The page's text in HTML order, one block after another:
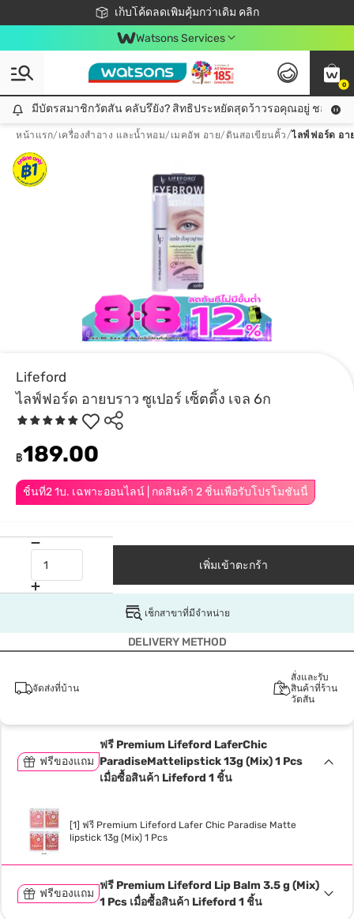
เก็บโค้ดลดเพิ่มคุ้มกว่าเดิม คลิก
ชอปออนไลน์ครั้งแรก ลดเพิ่มจุก ๆ 10%! 🎉
📦ส่งฟรี! เมื่อชอป 499฿
สมาชิกวัตสัน คลับดียังไง?
Watsons Services
0
มีบัตรสมาชิกวัตสัน คลับรึยัง? สิทธิประหยัดสุดว้าวรอคุณอยู่ ชอปคุ้มกว่าเดิม คลิก!
มีบัตรสมาชิกวัตสัน คลับรึยัง? สิทธิประหยัดสุดว้าวรอคุณอยู่ ชอปคุ้มก
หน้าแรก/ เครื่องสำอาง และน้ำหอม/ เมคอัพ อาย/ ดินสอเขียนคิ้ว/ไลฟ์ฟอร์ด อา
Lifeford
ไลฟ์ฟอร์ด อายบราว ซูเปอร์ เซ็ตติ้ง เจล 6ก
ชิ้นที่2 1บ. เฉพาะออนไลน์ | กดสินค้า 2 ชิ้นเพื่อรับโปรโมชันนี้
฿189.00
เพิ่มเข้าตะกร้า
เช็กสาขาที่มีจำหน่าย
DELIVERY METHOD
จัดส่งที่บ้าน
สั่งและรับ
สินค้าที่ร้าน
วัตสัน
ฟรีของแถม
ฟรี Premium Lifeford LaferChic
ParadiseMattelipstick 13g (Mix) 1 Pcs
เมื่อซื้อสินค้า Lifeford 1 ชิ้น
[1] ฟรี Premium Lifeford Lafer Chic Paradise Matte
lipstick 13g (Mix) 1 Pcs
ฟรีของแถม
ฟรี Premium Lifeford Lip Balm 3.5 g (Mix)
1 Pcs เมื่อซื้อสินค้า Lifeford 1 ชิ้น